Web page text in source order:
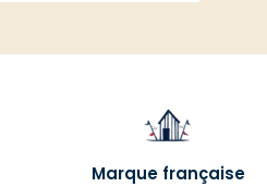
Marque française